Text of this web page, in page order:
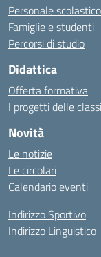
Personale scolastico
Famiglie e studenti
Percorsi di studio
Didattica
Offerta formativa
I progetti delle classi
Novità
Le notizie
Le circolari
Calendario eventi
Indirizzo Sportivo
Indirizzo Linguistico